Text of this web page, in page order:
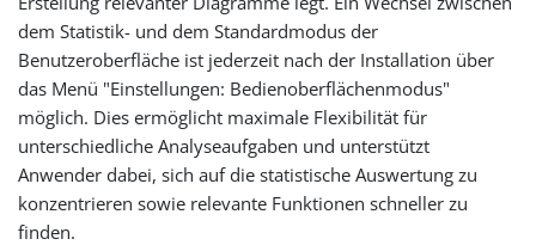
dem Statistik- und dem Standardmodus der
Benutzeroberfläche ist jederzeit nach der Installation über
das Menü "Einstellungen: Bedienoberflächenmodus"
möglich. Dies ermöglicht maximale Flexibilität für
unterschiedliche Analyseaufgaben und unterstützt
Anwender dabei, sich auf die statistische Auswertung zu
konzentrieren sowie relevante Funktionen schneller zu
finden.